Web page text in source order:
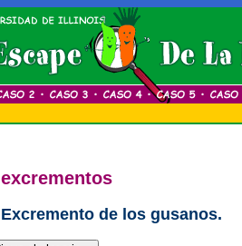
excrementos
Excremento de los gusanos.